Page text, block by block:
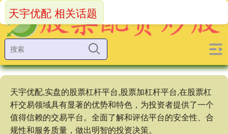
天宇优配,实盘的股票杠杆平台,股票加杠杆平台,在股票杠
杆交易领域具有显著的优势和特色，为投资者提供了一个
值得信赖的交易平台。全面了解和评估平台的安全性、合
规性和服务质量，做出明智的投资决策。
天宇优配 相关话题